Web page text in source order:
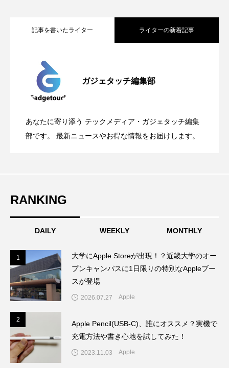
記事を書いたライター ライターの新着記事
ガジェタッチ編集部
あなたに寄り添う テックメディア・ガジェタッチ編集
部です。 最新ニュースやお得な情報をお届けします。
2026.05.04
登場
2026.04.24
Directに動いた理由、担当者も答えられな
2026.04.23 OpenMic Insight：AFEELA開発中止で見
RANKING
DAILY WEEKLY MONTHLY
1
大学にApple Storeが出現！？近畿大学のオー
プンキャンパスに1日限りの特別なAppleブー
スが登場
2026.07.27 Apple
2
Apple Pencil(USB-C)、誰にオススメ？実機で
充電方法や書き心地を試してみた！
2023.11.03 Apple